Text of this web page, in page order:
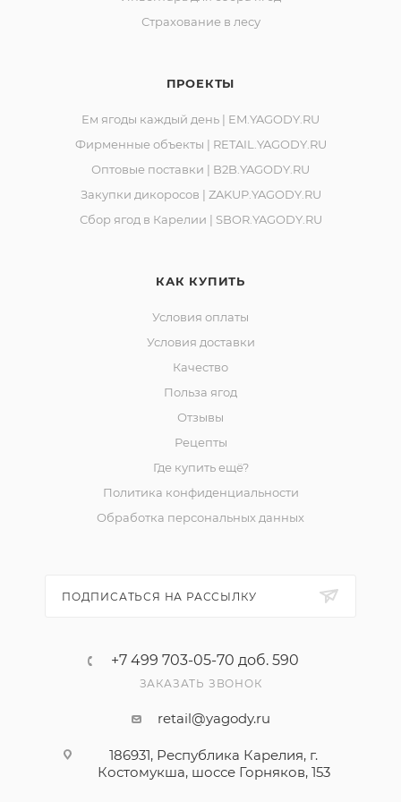
Республика Карелия, город Костомукша, шоссе
Горняков, район базы «Торос».
Страхование в лесу
ПРОЕКТЫ
Ем ягоды каждый день | EM.YAGODY.RU
Фирменные объекты | RETAIL.YAGODY.RU
Оптовые поставки | B2B.YAGODY.RU
Закупки дикоросов | ZAKUP.YAGODY.RU
Сбор ягод в Карелии | SBOR.YAGODY.RU
КАК КУПИТЬ
Условия оплаты
Условия доставки
Качество
Польза ягод
Отзывы
Рецепты
Где купить ещё?
Политика конфиденциальности
Обработка персональных данных
ПОДПИСАТЬСЯ НА РАССЫЛКУ
+7 499 703-05-70 доб. 590
ЗАКАЗАТЬ ЗВОНОК
retail@yagody.ru
186931, Республика Карелия, г.
Костомукша, шоссе Горняков, 153